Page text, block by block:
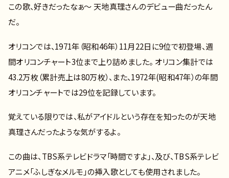
この歌、好きだったなぁ～ 天地真理さんのデビュー曲だったん
だ。
オリコンでは、1971年（昭和46年）11月22日に9位で初登場、週
間オリコンチャート3位まで上り詰めました。 オリコン集計では
43.2万枚（累計売上は80万枚）、また、1972年(昭和47年）の年間
オリコンチャートでは29位を記録しています。
覚えている限りでは、私がアイドルという存在を知ったのが天地
真理さんだったような気がするよ。
この曲は、TBS系テレビドラマ「時間ですよ」、及び、TBS系テレビ
アニメ「ふしぎなメルモ」の挿入歌としても使用されました。